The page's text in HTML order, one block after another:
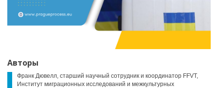
Авторы
Франк Дювелл, старший научный сотрудник и координатор FFVT,
Институт миграционных исследований и межкультурных